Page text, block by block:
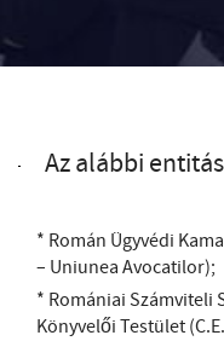
Az alábbi
* Román Ügyvédi
– Uniunea Avocatilor);
* Romániai Számviteli
Könyvelői Testület